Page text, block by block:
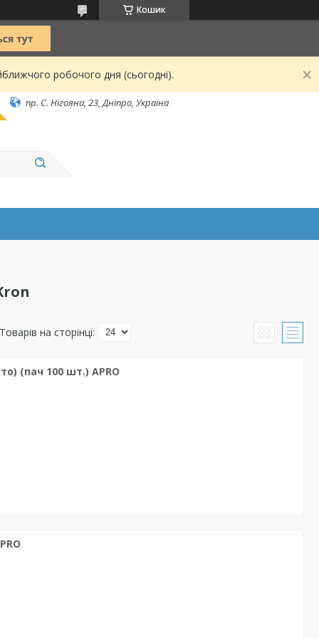
Кошик
робочого дня (сьогодні).
пр. С. Нігояна, 23, Дніпро, Україна
(пач 100 шт.) APRO